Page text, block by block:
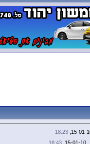
18:23
18:43